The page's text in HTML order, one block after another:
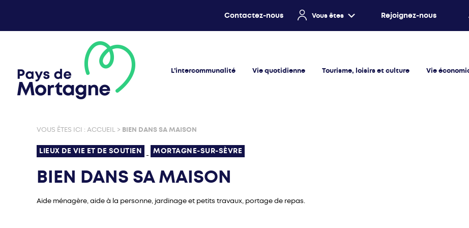
Contactez-nous Vous êtes Rejoignez-nous
L’intercommunalité Vie quotidienne Tourisme, loisirs et culture Vie
VOUS ÊTES ICI : ACCUEIL > BIEN DANS SA MAISON
LIEUX DE VIE ET DE SOUTIEN - MORTAGNE-SUR-SÈVRE
BIEN DANS SA MAISON
Aide ménagère, aide à la personne, jardinage et petits travaux, portage de repas.